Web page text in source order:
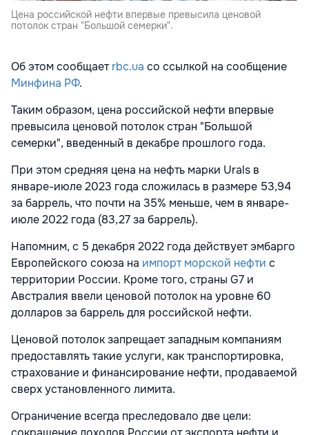
Цена российской нефти впервые превысила ценовой
потолок стран "Большой семерки".
Об этом сообщаетrbc.ua со ссылкой на сообщение
Минфина РФ.
Таким образом, цена российской нефти впервые
превысила ценовой потолок стран "Большой
семерки", введенный в декабре прошлого года.
При этом средняя цена на нефть марки Urals в
январе-июле 2023 года сложилась в размере 53,94
за баррель, что почти на 35% меньше, чем в январе-
июле 2022 года (83,27 за баррель).
Напомним, с 5 декабря 2022 года действует эмбарго
Европейского союза на импорт морской нефти с
территории России. Кроме того, страны G7 и
Австралия ввели ценовой потолок на уровне 60
долларов за баррель для российской нефти.
Ценовой потолок запрещает западным компаниям
предоставлять такие услуги, как транспортировка,
страхование и финансирование нефти, продаваемой
сверх установленного лимита.
Ограничение всегда преследовало две цели: